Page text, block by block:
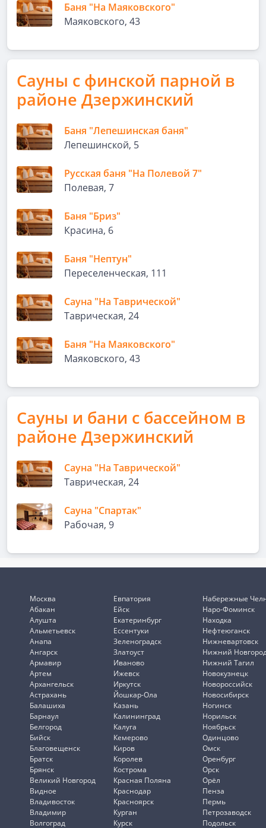
Баня "На Маяковского"
Маяковского, 43
Сауны с финской парной в
районе Дзержинский
Баня "Лепешинская баня"
Лепешинской, 5
Русская баня "На Полевой 7"
Полевая, 7
Баня "Бриз"
Красина, 6
Баня "Нептун"
Переселенческая, 111
Сауна "На Таврической"
Таврическая, 24
Баня "На Маяковского"
Маяковского, 43
Сауны и бани с бассейном в
районе Дзержинский
Сауна "На Таврической"
Таврическая, 24
Сауна "Спартак"
Рабочая, 9
Москва
Абакан
Алушта
Альметьевск
Анапа
Ангарск
Армавир
Артем
Архангельск
Астрахань
Балашиха
Барнаул
Белгород
Бийск
Благовещенск
Братск
Брянск
Великий Новгород
Видное
Владивосток
Владимир
Волгоград
Евпатория
Ейск
Екатеринбург
Ессентуки
Зеленоградск
Златоуст
Иваново
Ижевск
Иркутск
Йошкар-Ола
Казань
Калининград
Калуга
Кемерово
Киров
Королев
Кострома
Красная Поляна
Краснодар
Красноярск
Курган
Курск
Набережные
Наро-Фоминск
Находка
Нефтеюганск
Нижневартовск
Нижний
Нижний Тагил
Новокузнецк
Новороссийск
Новосибирск
Ногинск
Норильск
Ноябрьск
Одинцово
Омск
Оренбург
Орск
Орёл
Пенза
Пермь
Петрозаводск
Подольск